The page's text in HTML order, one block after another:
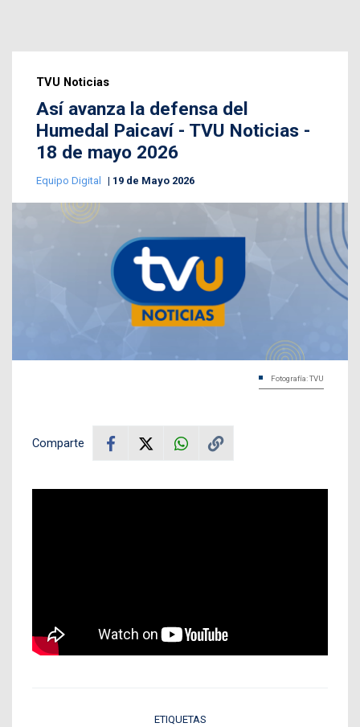
TVU Noticias
Así avanza la defensa del
Humedal Paicaví - TVU Noticias -
18 de mayo 2026
Equipo Digital 19 de Mayo 2026
Fotografía: TVU
Comparte
ETIQUETAS